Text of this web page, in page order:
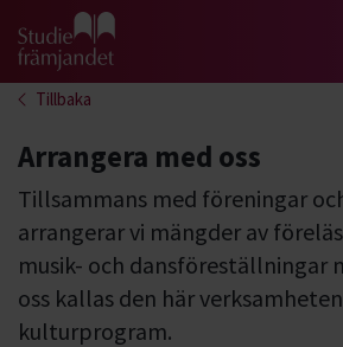
Gå till studiefrämjandets startsida
Tillbaka
Arrangera med oss
Tillsammans med föreningar
arrangerar vi mängder av
musik- och dansföreställningar
oss kallas den här
kulturprogram.